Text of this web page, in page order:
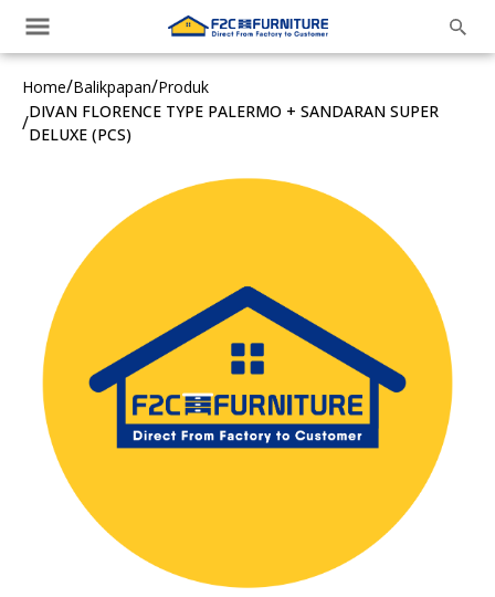
Home/Balikpapan/Produk
/DIVAN FLORENCE TYPE PALERMO + SANDARAN SUPER
DELUXE (PCS)